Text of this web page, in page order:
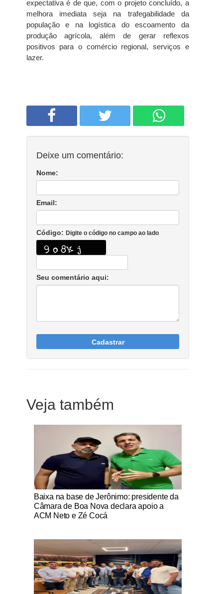
expectativa é de que, com o projeto concluído, a
melhora imediata seja na trafegabilidade da
população e na logística do escoamento da
produção agrícola, além de gerar reflexos
positivos para o comércio regional, serviços e
lazer.
Deixe um comentário:
Nome:
Email:
Código: Digite o código no campo ao lado
Seu comentário aqui:
Cadastrar
Veja também
Notícias Católicas
Baixa na base de Jerônimo: presidente da
Câmara de Boa Nova declara apoio a
ACM Neto e Zé Cocá